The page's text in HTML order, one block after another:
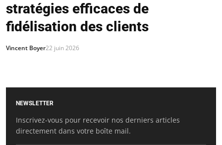
stratégies efficaces de
fidélisation des clients
Vincent Boyer22 juin 2026
NEWSLETTER
Inscrivez-vous pour recevoir nos derniers articles
directement dans votre boîte mail.